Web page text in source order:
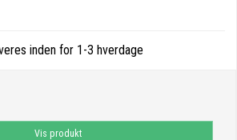
inden for 1-3 hverdage
Vis produkt